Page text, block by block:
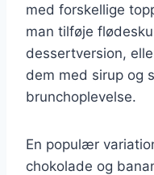
med forskellige
man tilføje
dessertversion,
dem med sirup og
brunchoplevelse.
En populær
chokolade og